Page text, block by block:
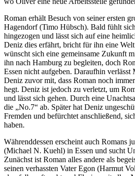
Roman erhält Besuch von seiner ersten
Hagendorf (Timo Hübsch). Bald fühlt
hingezogen und lässt sich auf eine
Deniz dies erfährt, bricht für ihn eine
wünscht sich eine gemeinsame Zukunft
ihn nach Hamburg zu begleiten, doch
Essen nicht aufgeben. Daraufhin verlässt
Deniz zuvor mit, dass Roman noch
hegt. Deniz ist jedoch zu verletzt, um
und lässt sich gehen. Durch eine
die „No.7“ ab. Später hat Deniz
Fremden und befürchtet anschließend,
haben.
Währenddessen erscheint auch Romans
(Michael N. Kuehl) in Essen und sucht
Zunächst ist Roman alles andere als
seinen verhassten Vater Egon (Harmut